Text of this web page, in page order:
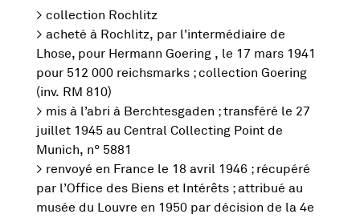
> collection Rochlitz
> acheté à Rochlitz, par l'intermédiaire de
Lhose, pour Hermann Goering , le 17 mars 1941
pour 512 000 reichsmarks ; collection Goering
(inv. RM 810)
> mis à l’abri à Berchtesgaden ; transféré le 27
juillet 1945 au Central Collecting Point de
Munich, n° 5881
> renvoyé en France le 18 avril 1946 ; récupéré
par l’Office des Biens et Intérêts ; attribué au
musée du Louvre en 1950 par décision de la 4e